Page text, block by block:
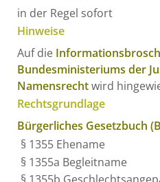
in der Regel sofort
Hinweise
Auf die
Bundesministeriums der
Namensrechtwird
Rechtsgrundlage
Bürgerliches Gesetzbuch
§ 1355 Ehename
§ 1355a Begleitname